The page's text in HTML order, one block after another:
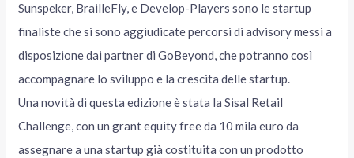
Sunspeker, BrailleFly, e Develop-Players sono le startup
finaliste che si sono aggiudicate percorsi di advisory messi a
disposizione dai partner di GoBeyond, che potranno così
accompagnare lo sviluppo e la crescita delle startup.
Una novità di questa edizione è stata la Sisal Retail
Challenge, con un grant equity free da 10 mila euro da
assegnare a una startup già costituita con un prodotto